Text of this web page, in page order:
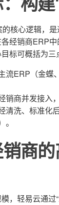
核心逻辑，是
经销商ERP
标可概括为三
流ERP（金蝶
销商并发接入
清洗、标准化
商
，轻易云通